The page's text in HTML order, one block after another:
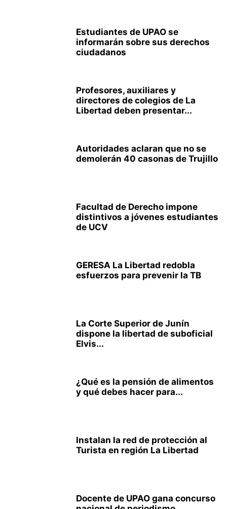
Estudiantes de UPAO se
informarán sobre sus derechos
ciudadanos
Profesores, auxiliares y
directores de colegios de La
Libertad deben presentar...
Autoridades aclaran que no se
demolerán 40 casonas de Trujillo
Facultad de Derecho impone
distintivos a jóvenes estudiantes
de UCV
GERESA La Libertad redobla
esfuerzos para prevenir la TB
La Corte Superior de Junín
dispone la libertad de suboficial
Elvis...
¿Qué es la pensión de alimentos
y qué debes hacer para...
Instalan la red de protección al
Turista en región La Libertad
Docente de UPAO gana concurso